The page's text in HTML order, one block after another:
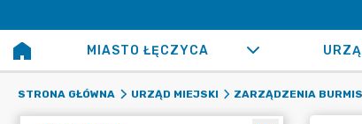
MIASTO ŁĘCZYCA
STRONA GŁÓWNA URZĄD MIEJSKI ZARZĄDZENIA